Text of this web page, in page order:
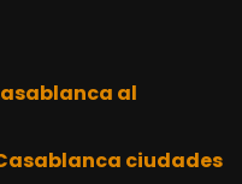
al
ciudades